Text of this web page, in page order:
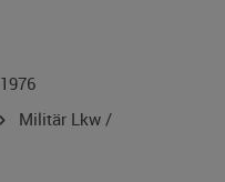
1976
Militär Lkw /